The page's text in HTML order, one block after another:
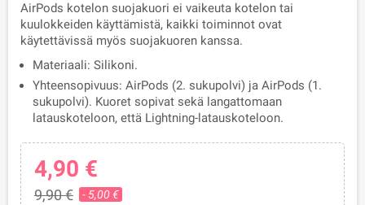
AirPods kotelon suojakuori ei vaikeuta kotelon tai
kuulokkeiden käyttämistä, kaikki toiminnot ovat
käytettävissä myös suojakuoren kanssa.
Materiaali: Silikoni.
Yhteensopivuus: AirPods (2. sukupolvi) ja AirPods (1.
sukupolvi). Kuoret sopivat sekä langattomaan
latauskoteloon, että Lightning-latauskoteloon.
4,90 €
9,90 € - 5,00 €